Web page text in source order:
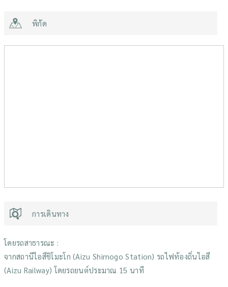
พิกัด
การเดินทาง
โดยรถสาธารณะ :
จากสถานีไอสึชิโมะโก (Aizu Shimogo Station) รถไฟท้องถิ่นไอสึ
(Aizu Railway) โดยรถยนต์ประมาณ 15 นาที